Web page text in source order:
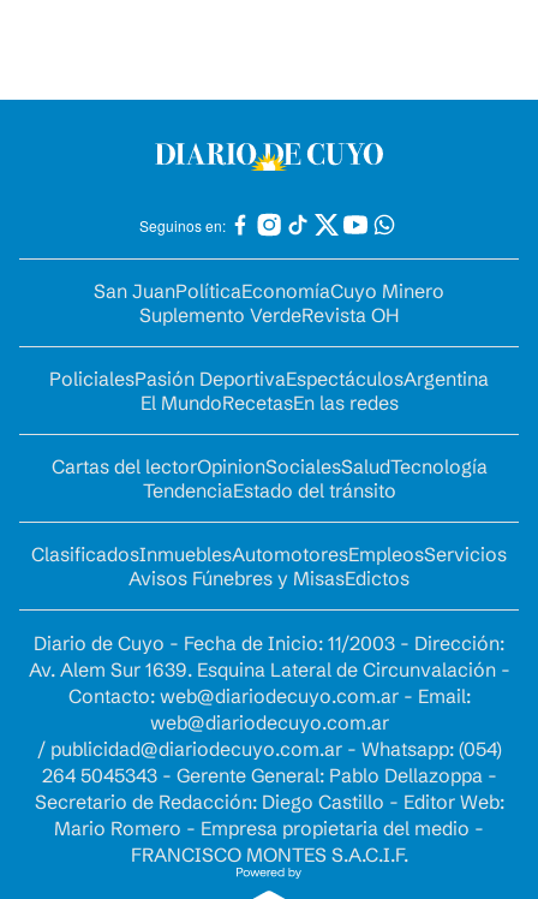
Seguinos en:
San JuanPolíticaEconomíaCuyo Minero
Suplemento VerdeRevista OH
PolicialesPasión DeportivaEspectáculosArgentina
El MundoRecetasEn las redes
Cartas del lectorOpinionSocialesSaludTecnología
TendenciaEstado del tránsito
ClasificadosInmueblesAutomotoresEmpleosServicios
Avisos Fúnebres y MisasEdictos
Diario de Cuyo - Fecha de Inicio: 11/2003 - Dirección:
Av. Alem Sur 1639. Esquina Lateral de Circunvalación -
Contacto: web@diariodecuyo.com.ar- Email:
web@diariodecuyo.com.ar
/ publicidad@diariodecuyo.com.ar- Whatsapp: (054)
264 5045343 - Gerente General: Pablo Dellazoppa -
Secretario de Redacción: Diego Castillo - Editor Web:
Mario Romero - Empresa propietaria del medio -
FRANCISCO MONTES S.A.C.I.F.